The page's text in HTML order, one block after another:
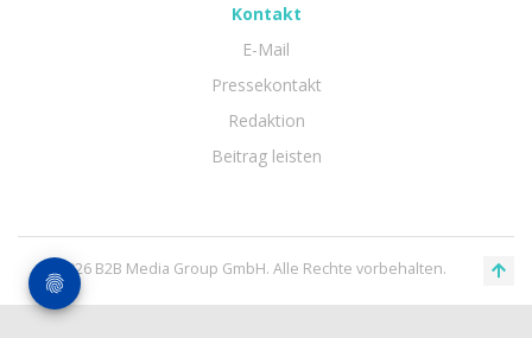
Kontakt
E-Mail
Pressekontakt
Redaktion
Beitrag leisten
© 2026 B2B Media Group GmbH. Alle Rechte vorbehalten.